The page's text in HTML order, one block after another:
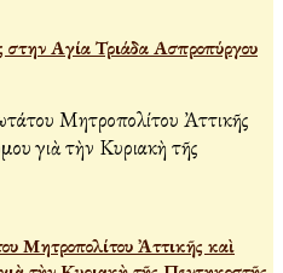
Αγία Τριάδα Ασπροπύργου
Μητροπολίτου Ἀττικῆς καὶ